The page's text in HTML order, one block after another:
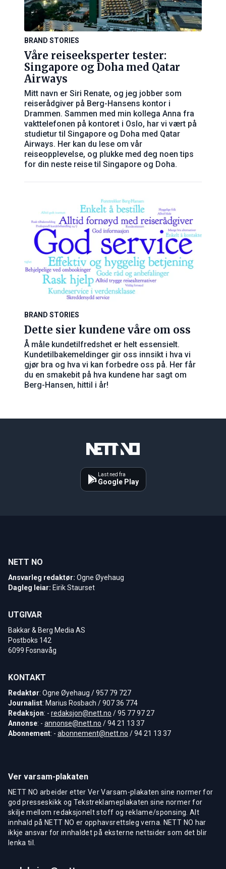
BRAND STORIES
Våre reiseeksperter tester:
Singapore og Doha med Qatar
Airways
Mitt navn er Siri Renate, og jeg jobber som
reiserådgiver på Berg-Hansens kontor i
Drammen. Sammen med min kollega Anna fra
vakttelefonen på kontoret i Oslo, har vi vært på
studietur til Singapore og Doha med Qatar
Airways. Her kan du lese om vår
reiseopplevelse, og plukke med deg noen tips
for din neste reise til Singapore og Doha.
BRAND STORIES
Dette sier kundene våre om oss
Å måle kundetilfredshet er helt essensielt.
Kundetilbakemeldinger gir oss innsikt i hva vi
gjør bra og hva vi kan forbedre oss på. Her får
du en smakebit på hva kundene har sagt om
Berg-Hansen, hittil i år!
Last ned fra
Google Play
NETT NO
Ansvarleg redaktør: Ogne Øyehaug
Dagleg leiar: Eirik Staurset
UTGIVAR
Bakkar & Berg Media AS
Postboks 142
6099 Fosnavåg
KONTAKT
Redaktør: Ogne Øyehaug / 957 79 727
Journalist: Marius Rosbach / 907 36 774
Redaksjon: - redaksjon@nett.no / 95 77 97 27
Annonse: - annonse@nett.no / 94 21 13 37
Abonnement: - abonnement@nett.no / 94 21 13 37
Ver varsam-plakaten
NETT NO arbeider etter Ver Varsam-plakaten sine normer for
god presseskikk og Tekstreklameplakaten sine normer for
skilje mellom redaksjonelt stoff og reklame/sponsing. Alt
innhald på NETT NO er opphavsrettsleg verna. NETT NO har
ikkje ansvar for innhaldet på eksterne nettsider som det blir
lenka til.